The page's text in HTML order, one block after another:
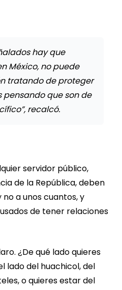
hay que
México, no puede
tratando de proteger
que son de
recalcó.
servidor público,
de la República, deben
a unos cuantos, y
de tener relaciones
¿De qué lado quieres
lado del huachicol, del
o quieres estar del